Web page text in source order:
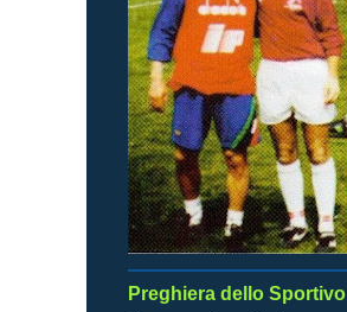
Preghiera dello Sportivo